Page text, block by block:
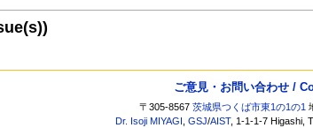
ご意見・お問い合わせ /
〒305-8567茨城県つくば市東1の1の1
Dr. Isoji MIYAGI ,GSJ/AIST, 1-1-1-7 Higashi,